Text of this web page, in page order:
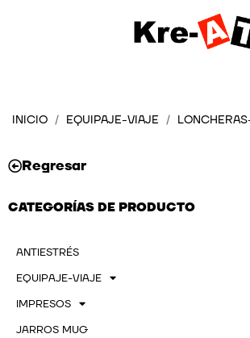
INICIO / EQUIPAJE-VIAJE /
Regresar
CATEGORÍAS DE PRODUCTO
ANTIESTRÉS
EQUIPAJE-VIAJE
IMPRESOS
JARROS MUG